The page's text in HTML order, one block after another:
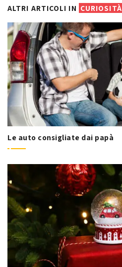
ALTRI ARTICOLI IN CURIOSITÀ
Le auto consigliate dai papà